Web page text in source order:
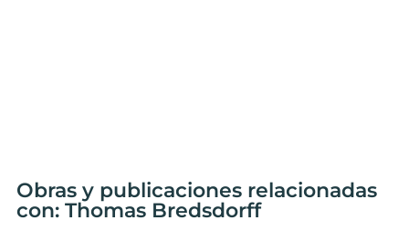
Obras y publicaciones relacionadas
con: Thomas Bredsdorff